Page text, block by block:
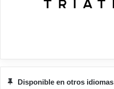
Disponible en otros idiomas